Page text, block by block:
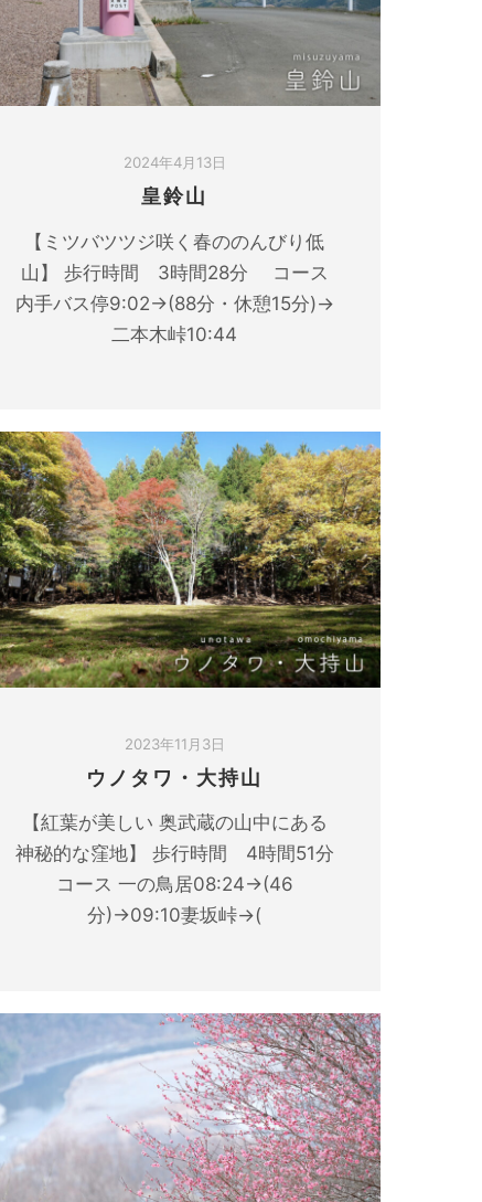
2024年4月13日
皇鈴山
【ミツバツツジ咲く春ののんびり低
山】 歩行時間 3時間28分 コース
内手バス停9:02→(88分・休憩15分)→
二本木峠10:44
2023年11月3日
ウノタワ・大持山
【紅葉が美しい 奥武蔵の山中にある
神秘的な窪地】 歩行時間 4時間51分
コース 一の鳥居08:24→(46
分)→09:10妻坂峠→(